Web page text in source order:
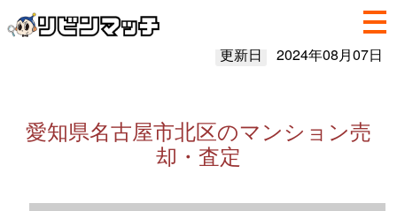
更新日 2024年08月07日
愛知県名古屋市北区のマンション売
却・査定